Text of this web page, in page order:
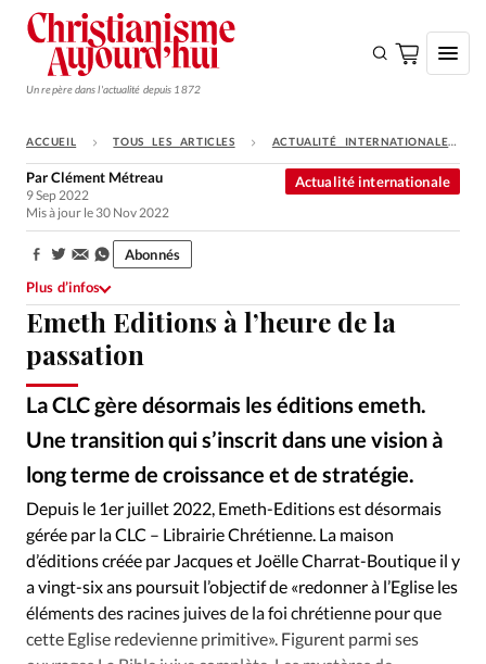
Un repère dans l'actualité depuis 1872
S'ABONNER
Monde
Opinions
Tous les articles
Faire un don
Emploi
Se connecter
Édition: Internationale
Devise: CHF
RUBRIQUES
Tous les articles
Actualité chrétienne
Actualité internationale
Chronique
Culture
Dossier
Eglises Foi Génération réveil
Monde
ACCUEIL TOUS LES ARTICLES ACTUALITÉ INTERNATIONALE
Emeth Editions à l’heure de la
passation
La CLC gère désormais les éditions emeth.
Une transition qui s’inscrit dans une vision à
long terme de croissance et de stratégie.
Actualité internationale
ParClément Métreau
9 Sep 2022
Mis à jour le 30 Nov 2022
Partager:
Abonnés
Plus d’infos
© Hervé Lessous, directeur de la CLC (à g.) et Jacques Charrat-Boutique
Depuis le 1er juillet 2022, Emeth-Editions est désormais
gérée par la CLC – Librairie Chrétienne. La maison
d’éditions créée par Jacques et Joëlle Charrat-Boutique il y
a vingt-six ans poursuit l’objectif de «redonner à l’Eglise les
éléments des racines juives de la foi chrétienne pour que
cette Eglise redevienne primitive». Figurent parmi ses